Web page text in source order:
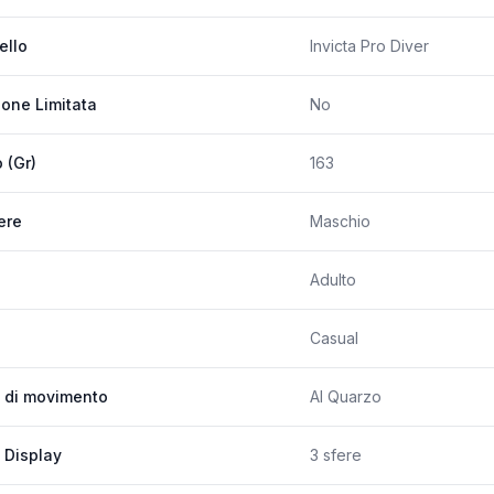
Invicta Pro Diver
Limitata No
(Gr) 163
Maschio
Adulto
Casual
movimento Al Quarzo
Display 3 sfere